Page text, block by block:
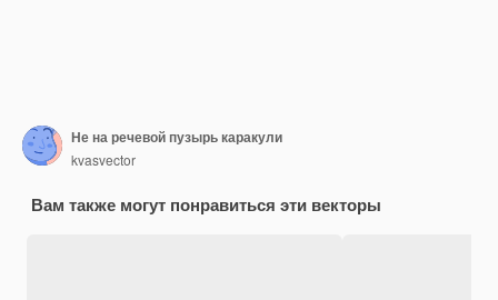
Не на речевой пузырь каракули
kvasvector
Вам также могут понравиться эти векторы